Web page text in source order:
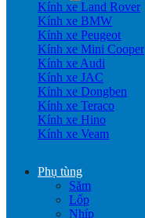
Kính xe Land Rover
Kính xe BMW
Kính xe Peugeot
Kính xe Mini Cooper
Kính xe Audi
Kính xe JAC
Kính xe Dongben
Kính xe Teraco
Kính xe Hino
Kính xe Veam
Phụ tùng
Săm
Lốp
Nhíp